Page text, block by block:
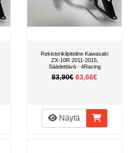
Rekisterikilpiteline Kawasaki
ZX-10R 2011-2015,
Säädettävä - 4Racing
83,90€ 63,66€
Näytä